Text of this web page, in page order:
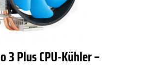
3 Plus CPU-Kühler –